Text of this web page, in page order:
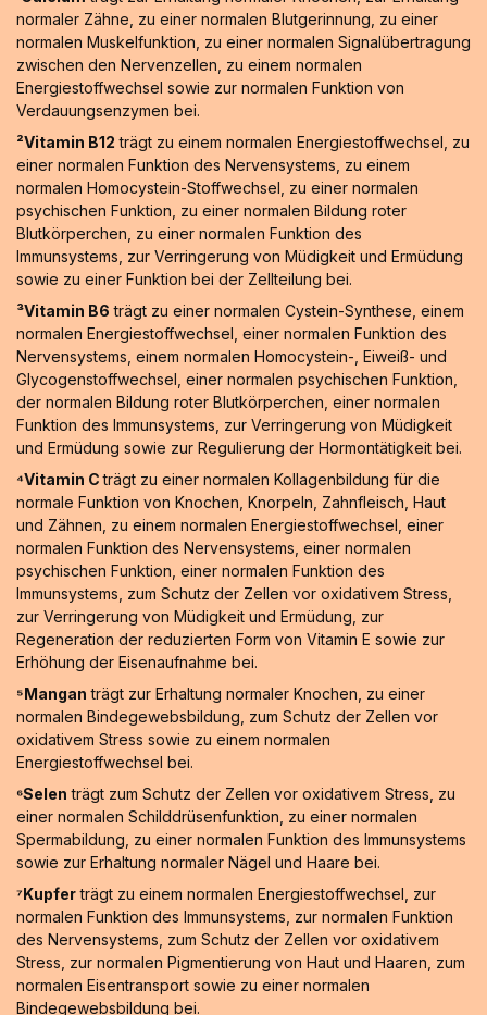
normaler Zähne, zu einer normalen Blutgerinnung, zu einer
normalen Muskelfunktion, zu einer normalen Signalübertragung
zwischen den Nervenzellen, zu einem normalen
Energiestoffwechsel sowie zur normalen Funktion von
Verdauungsenzymen bei.
²Vitamin B12 trägt zu einem normalen Energiestoffwechsel, zu
einer normalen Funktion des Nervensystems, zu einem
normalen Homocystein-Stoffwechsel, zu einer normalen
psychischen Funktion, zu einer normalen Bildung roter
Blutkörperchen, zu einer normalen Funktion des
Immunsystems, zur Verringerung von Müdigkeit und Ermüdung
sowie zu einer Funktion bei der Zellteilung bei.
³Vitamin B6 trägt zu einer normalen Cystein-Synthese, einem
normalen Energiestoffwechsel, einer normalen Funktion des
Nervensystems, einem normalen Homocystein-, Eiweiß- und
Glycogenstoffwechsel, einer normalen psychischen Funktion,
der normalen Bildung roter Blutkörperchen, einer normalen
Funktion des Immunsystems, zur Verringerung von Müdigkeit
und Ermüdung sowie zur Regulierung der Hormontätigkeit bei.
⁴Vitamin Cträgt zu einer normalen Kollagenbildung für die
normale Funktion von Knochen, Knorpeln, Zahnfleisch, Haut
und Zähnen, zu einem normalen Energiestoffwechsel, einer
normalen Funktion des Nervensystems, einer normalen
psychischen Funktion, einer normalen Funktion des
Immunsystems, zum Schutz der Zellen vor oxidativem Stress,
zur Verringerung von Müdigkeit und Ermüdung, zur
Regeneration der reduzierten Form von Vitamin E sowie zur
Erhöhung der Eisenaufnahme bei.
⁵Mangan trägt zur Erhaltung normaler Knochen, zu einer
normalen Bindegewebsbildung, zum Schutz der Zellen vor
oxidativem Stress sowie zu einem normalen
Energiestoffwechsel bei.
⁶Selen trägt zum Schutz der Zellen vor oxidativem Stress, zu
einer normalen Schilddrüsenfunktion, zu einer normalen
Spermabildung, zu einer normalen Funktion des Immunsystems
sowie zur Erhaltung normaler Nägel und Haare bei.
⁷Kupferträgt zu einem normalen Energiestoffwechsel, zur
normalen Funktion des Immunsystems, zur normalen Funktion
des Nervensystems, zum Schutz der Zellen vor oxidativem
Stress, zur normalen Pigmentierung von Haut und Haaren, zum
normalen Eisentransport sowie zu einer normalen
Bindegewebsbildung bei.